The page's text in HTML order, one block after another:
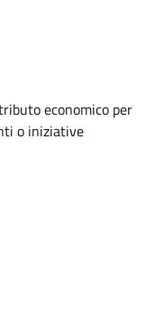
economico per
o iniziative